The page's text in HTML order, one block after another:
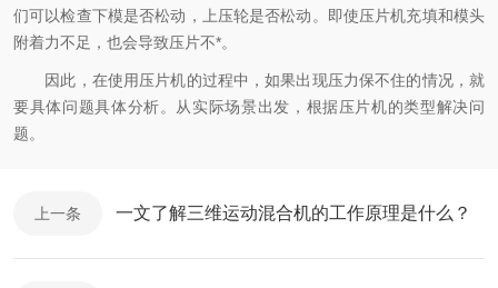
们可以检查下模是否松动，上压轮是否松动。即使压片机充填和模头
附着力不足，也会导致压片不*。
因此，在使用压片机的过程中，如果出现压力保不住的情况，就
要具体问题具体分析。从实际场景出发，根据压片机的类型解决问
题。
上一条 一文了解三维运动混合机的工作原理是什么？